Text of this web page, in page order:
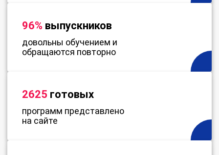
96% выпускников
довольны обучением и
обращаются повторно
2625 готовых
программ представлено
на сайте